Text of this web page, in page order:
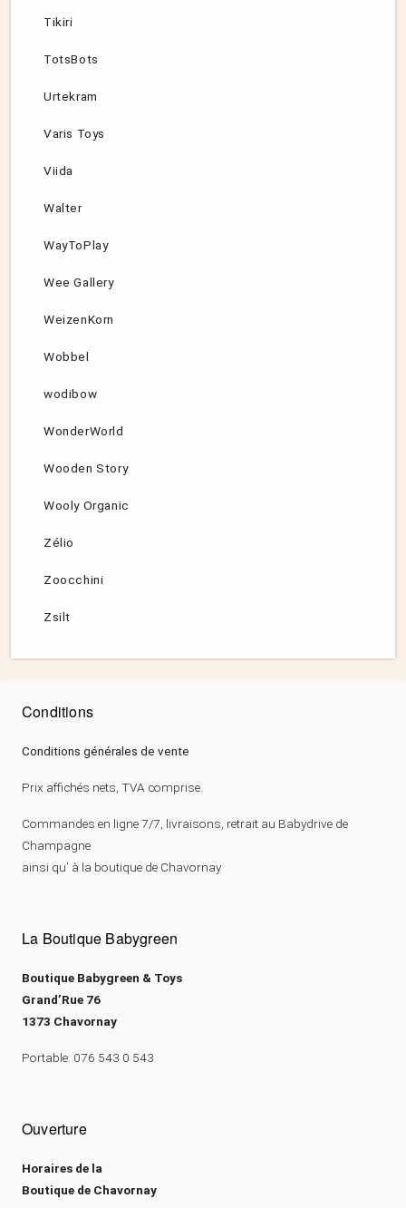
Tikiri
TotsBots
Urtekram
Varis Toys
Viida
Walter
WayToPlay
Wee Gallery
WeizenKorn
Wobbel
wodibow
WonderWorld
Wooden Story
Wooly Organic
Zélio
Zoocchini
Zsilt
Conditions
Conditions générales de vente
Prix affichés nets, TVA comprise.
Commandes en ligne 7/7, livraisons, retrait au Babydrive de
Champagne
ainsi qu’ à la boutique de Chavornay
La Boutique Babygreen
Boutique Babygreen & Toys
Grand’Rue 76
1373 Chavornay
Portable: 076 543 0 543
Ouverture
Horaires de la
Boutique de Chavornay